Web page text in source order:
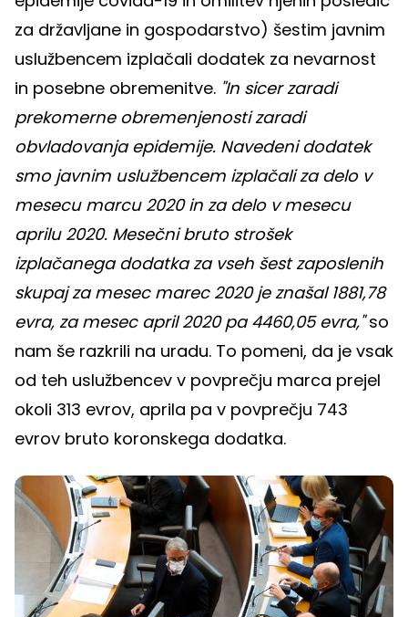
za državljane in gospodarstvo) šestim javnim
uslužbencem izplačali dodatek za nevarnost
in posebne obremenitve. "In sicer zaradi
prekomerne obremenjenosti zaradi
obvladovanja epidemije. Navedeni dodatek
smo javnim uslužbencem izplačali za delo v
mesecu marcu 2020 in za delo v mesecu
aprilu 2020. Mesečni bruto strošek
izplačanega dodatka za vseh šest zaposlenih
skupaj za mesec marec 2020 je znašal 1881,78
evra, za mesec april 2020 pa 4460,05 evra,"so
nam še razkrili na uradu. To pomeni, da je vsak
od teh uslužbencev v povprečju marca prejel
okoli 313 evrov, aprila pa v povprečju 743
evrov bruto koronskega dodatka.